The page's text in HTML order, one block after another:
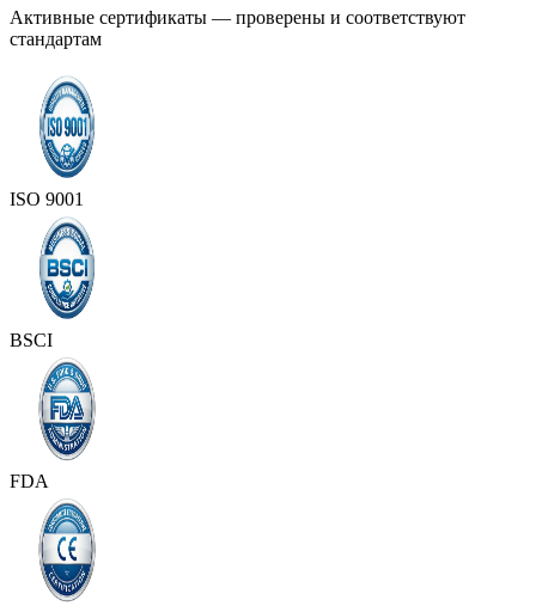
Активные сертификаты — проверены и соответствуют
стандартам
ISO 9001
BSCI
FDA